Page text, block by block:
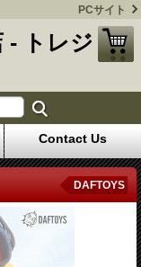
PCサイト
- トレジ
Contact Us
DAFTOYS